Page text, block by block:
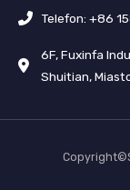
Telefon: +86
6F, Fuxinfa
Shuitian,